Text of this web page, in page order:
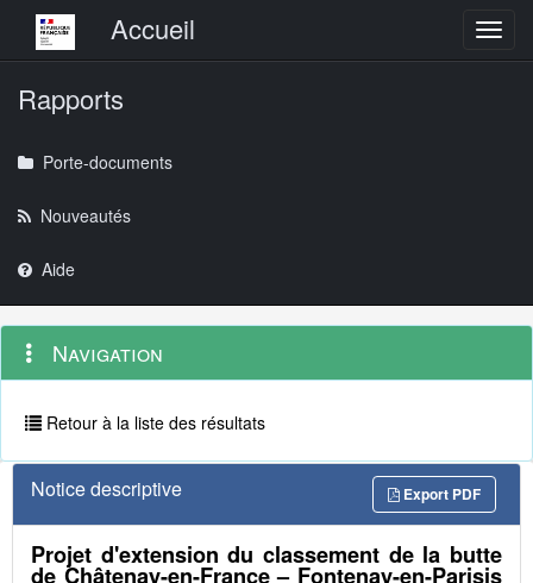
Menu principalAccueil
Rapports
Porte-documents
Nouveautés
Aide
Navigation
outils
Menu
contextuel
Navigation
Retour à la liste des résultats
Notice descriptive Export PDF
Projet d'extension du classement de la butte
de Châtenay-en-France – Fontenay-en-Parisis